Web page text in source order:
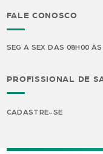
FALE CONOSCO
SEG A SEX DAS 08H00
PROFISSIONAL DE
CADASTRE-SE